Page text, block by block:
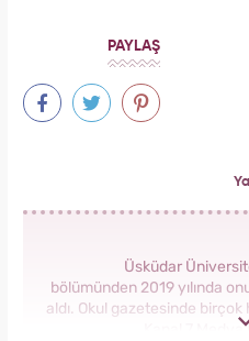
PAYLAŞ
Üsküdar
bölümünden 2019 yılında
aldı. Okul gazetesinde
Kanal 7